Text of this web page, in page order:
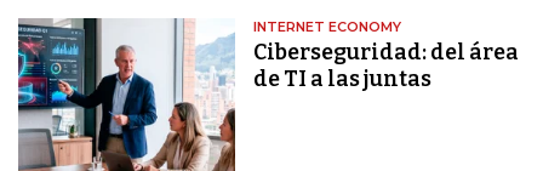
INTERNET ECONOMY
Ciberseguridad: del área
de TI a las juntas